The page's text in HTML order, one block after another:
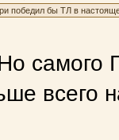
победил бы ТЛ в
самого
всего